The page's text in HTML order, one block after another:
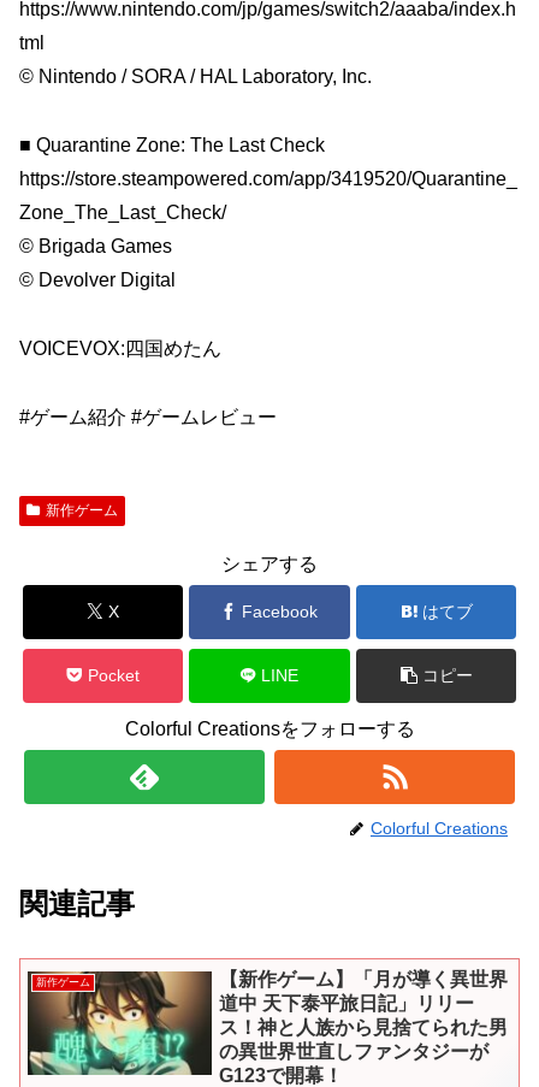
https://www.nintendo.com/jp/games/switch2/aaaba/index.h
tml
© Nintendo / SORA / HAL Laboratory, Inc.
■ Quarantine Zone: The Last Check
https://store.steampowered.com/app/3419520/Quarantine_
Zone_The_Last_Check/
© Brigada Games
© Devolver Digital
VOICEVOX:四国めたん
#ゲーム紹介 #ゲームレビュー
新作ゲーム
シェアする
X Facebook はてブ
Pocket LINE コピー
Colorful Creationsをフォローする
Colorful Creations
関連記事
新作ゲーム
【新作ゲーム】「月が導く異世界
道中 天下泰平旅日記」リリー
ス！神と人族から見捨てられた男
の異世界世直しファンタジーが
G123で開幕！